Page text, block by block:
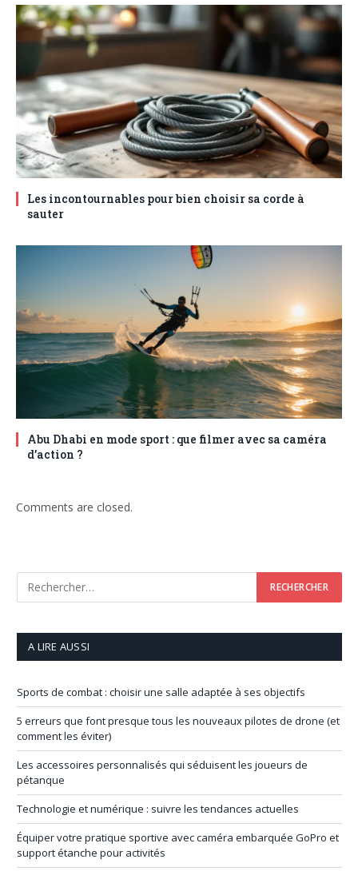
Les incontournables pour bien choisir sa corde à
sauter
Abu Dhabi en mode sport : que filmer avec sa caméra
d’action ?
Comments are closed.
A LIRE AUSSI
Sports de combat : choisir une salle adaptée à ses objectifs
5 erreurs que font presque tous les nouveaux pilotes de drone (et
comment les éviter)
Les accessoires personnalisés qui séduisent les joueurs de
pétanque
Technologie et numérique : suivre les tendances actuelles
Équiper votre pratique sportive avec caméra embarquée GoPro et
support étanche pour activités